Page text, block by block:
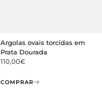
Argolas ovais torcidas em
Prata Dourada
110,00€
COMPRAR